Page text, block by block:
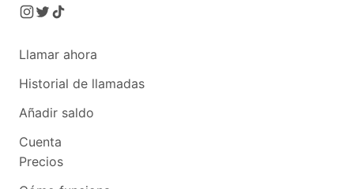
Llamar ahora
Historial de llamadas
Añadir saldo
Cuenta
Precios